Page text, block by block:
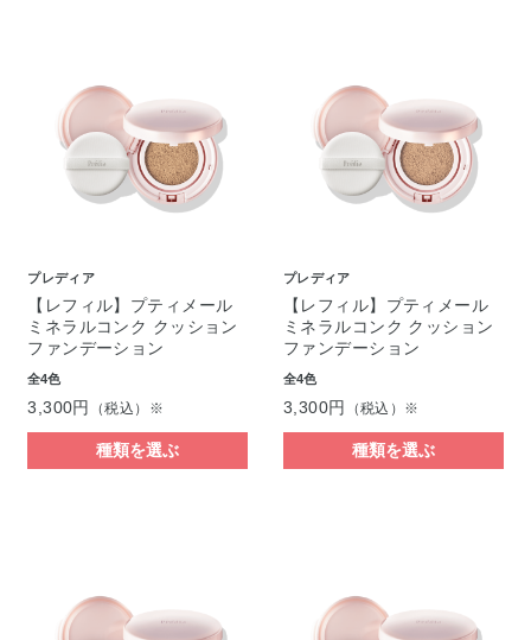
プレディア
【レフィル】プティメール
ミネラルコンク クッション
ファンデーション
全4色
3,300円 （税込）※
種類を選ぶ
プレディア
【レフィル】プティメール
ミネラルコンク クッション
ファンデーション
全4色
3,300円 （税込）※
種類を選ぶ